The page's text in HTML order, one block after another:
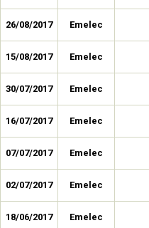
26/08/2017 Emelec
15/08/2017 Emelec
30/07/2017 Emelec
16/07/2017 Emelec
07/07/2017 Emelec
02/07/2017 Emelec
18/06/2017 Emelec